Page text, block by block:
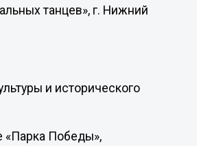
танцев», г. Нижний
и исторического
Победы»,